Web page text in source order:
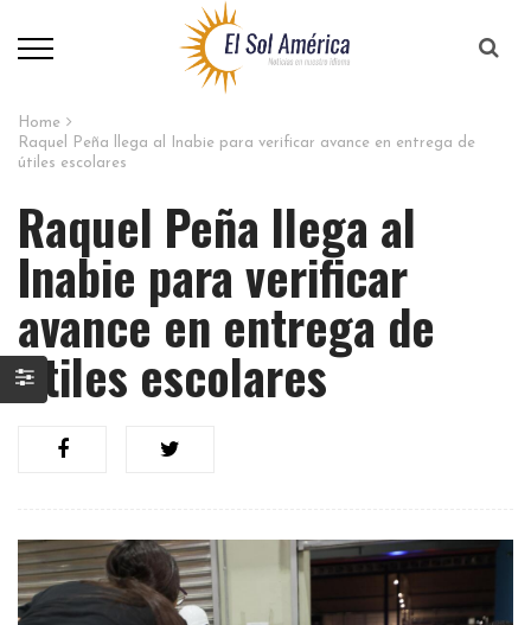
Home
Raquel Peña llega al Inabie para verificar avance en entrega de
útiles escolares
Raquel Peña llega al
Inabie para verificar
avance en entrega de
útiles escolares